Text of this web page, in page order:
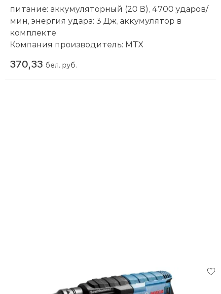
питание: аккумуляторный (20 В), 4700 ударов/
мин, энергия удара: 3 Дж, аккумулятор в
комплекте
Компания производитель: MTX
370,33 бел. руб.